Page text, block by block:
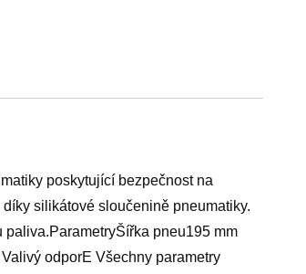
poskytující bezpečnost na
silikátové sloučenině pneumatiky.
pneu195 mm
odporE Všechny parametry